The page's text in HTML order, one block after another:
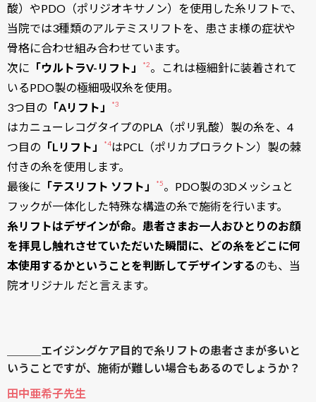
酸）やPDO（ポリジオキサノン）を使用した糸リフトで、
当院では3種類のアルテミスリフトを、患さま様の症状や
骨格に合わせ組み合わせています。
次に 「ウルトラV-リフト」 *2​​。これは極細針に装着されて
いるPDO製の極細吸収糸を使用。
3つ目の 「Aリフト」 *3
はカニューレコグタイプのPLA（ポリ乳酸）製の糸を、4
つ目の 「Lリフト」 *4​​はPCL（ポリカプロラクトン）製の棘
付きの糸を使用します。
最後に 「テスリフト ソフト」 *5​​。PDO製の3Dメッシュと
フックが一体化した特殊な構造の糸で施術を行います。
糸リフトはデザインが命。患者さまお一人おひとりのお顔
を拝見し触れさせていただいた瞬間に、どの糸をどこに何
本使用するかということを判断してデザインするのも、当
院オリジナル だと言えます。
＿＿＿エイジングケア目的で糸リフトの患者さまが多いと
いうことですが、施術が難しい場合もあるのでしょうか？
田中亜希子先生